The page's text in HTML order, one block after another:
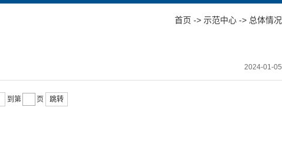
首页 -> 示范中心 -> 总体情况
2024-01-05
到第 页 跳转